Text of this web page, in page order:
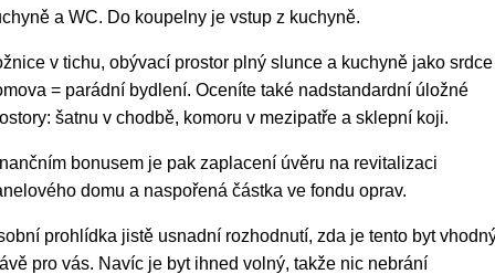
a WC. Do koupelny je vstup z kuchyně.
v tichu, obývací prostor plný slunce a kuchyně jako srdce
= parádní bydlení. Oceníte také nadstandardní úložné
šatnu v chodbě, komoru v mezipatře a sklepní koji.
bonusem je pak zaplacení úvěru na revitalizaci
domu a naspořená částka ve fondu oprav.
prohlídka jistě usnadní rozhodnutí, zda je tento byt
pro vás. Navíc je byt ihned volný, takže nic nebrání